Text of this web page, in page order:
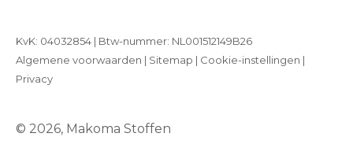
© 2026, Makoma Stoffen
KvK: 04032854 | Btw-nummer: NL001512149B26
Algemene voorwaarden | Sitemap | Cookie-instellingen |
Privacy